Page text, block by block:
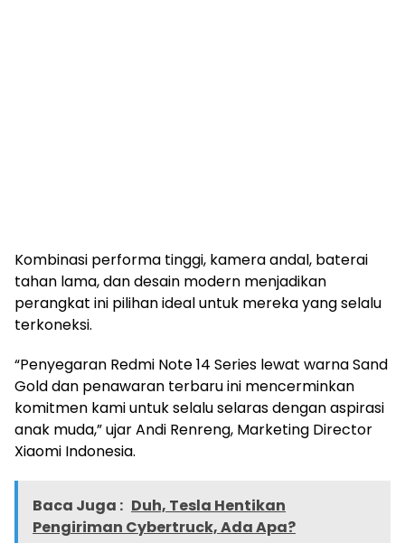
Kombinasi performa tinggi, kamera andal, baterai
tahan lama, dan desain modern menjadikan
perangkat ini pilihan ideal untuk mereka yang selalu
terkoneksi.
“Penyegaran Redmi Note 14 Series lewat warna Sand
Gold dan penawaran terbaru ini mencerminkan
komitmen kami untuk selalu selaras dengan aspirasi
anak muda,” ujar Andi Renreng, Marketing Director
Xiaomi Indonesia.
Baca Juga : Duh, Tesla Hentikan
Pengiriman Cybertruck, Ada Apa?